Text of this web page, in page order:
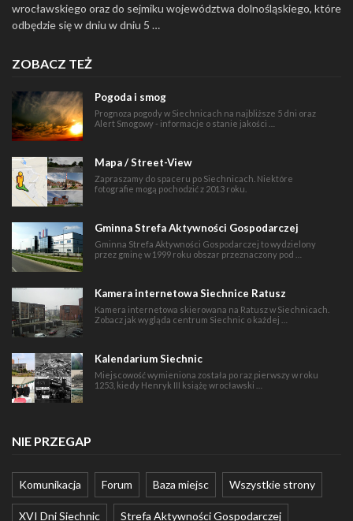
wrocławskiego oraz do sejmiku województwa dolnośląskiego, które
odbędzie się w dniu w dniu 5 …
ZOBACZ TEŻ
Pogoda i smog
Prognoza pogody w Siechnicach na najbliższe 5 dni oraz
Alert Smogowy - informacje o stanie jakości …
Mapa / Street-View
Zapraszamy do spaceru po Siechnicach. Niektóre
fotografie mogą pochodzić z 2013 roku.
Gminna Strefa Aktywności Gospodarczej
Gminna Strefa Aktywności Gospodarczej to wydzielony
przez gminę w 1999 roku obszar przeznaczony pod …
Kamera internetowa Siechnice Ratusz
Kamera internetowa skierowana na Ratusz w Siechnicach.
Zobacz jak wygląda centrum Siechnic o każdej …
Kalendarium Siechnic
Miejscowość wymieniona została po raz pierwszy w roku
1253, kiedy Henryk III książę wrocławski …
NIE PRZEGAP
Komunikacja Forum Baza miejsc Wszystkie strony
XVI Dni Siechnic Strefa Aktywności Gospodarczej